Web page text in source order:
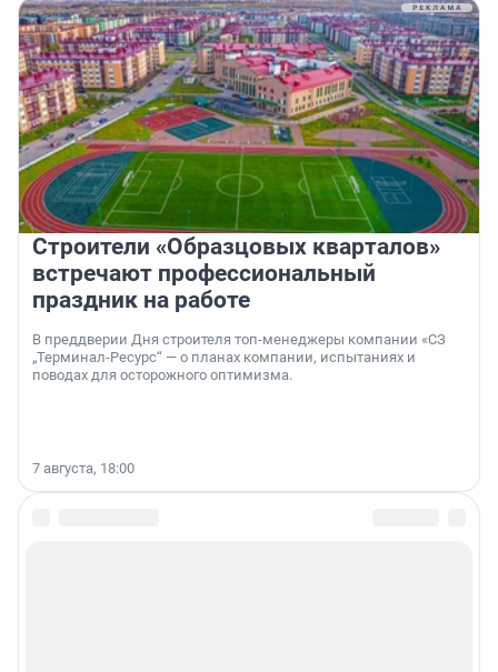
Строители «Образцовых кварталов»
встречают профессиональный
праздник на работе
В преддверии Дня строителя топ-менеджеры компании «СЗ
„Терминал-Ресурс“ — о планах компании, испытаниях и
поводах для осторожного оптимизма.
7 августа, 18:00